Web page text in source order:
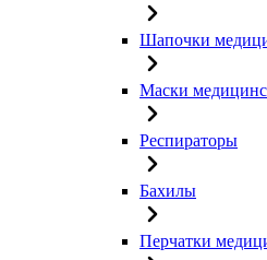
Шапочки
Маски
Респираторы
Бахилы
Перчатки